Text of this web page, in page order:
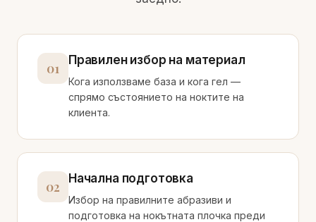
01 Правилен избор на материал
Кога използваме база и кога гел —
спрямо състоянието на ноктите на
клиента.
02 Начална подготовка
Избор на правилните абразиви и
подготовка на нокътната плочка преди